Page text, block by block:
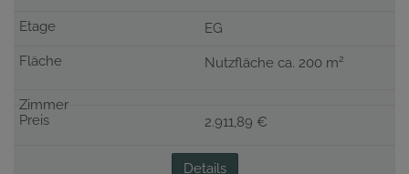
EG
Nutzfläche ca. 200 m2
2.911,89 €
Details